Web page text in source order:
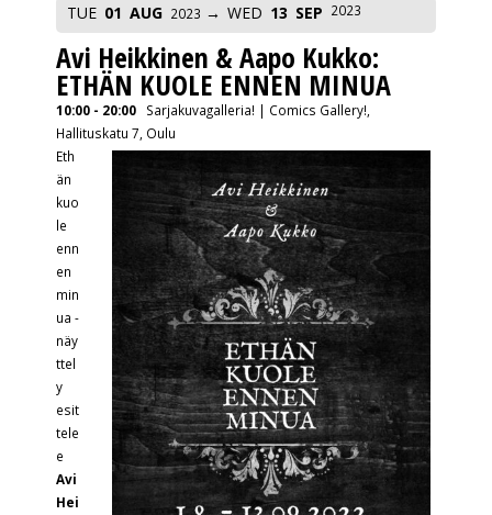
TUE 01 AUG 2023 WED 13 SEP 2023
Avi Heikkinen & Aapo Kukko:
ETHÄN KUOLE ENNEN MINUA
10:00 - 20:00
Sarjakuvagalleria! | Comics Gallery!,
Hallituskatu 7, Oulu
Eth
än
kuo
le
enn
en
min
ua -
näy
ttel
y
esit
tele
e
Avi
Hei